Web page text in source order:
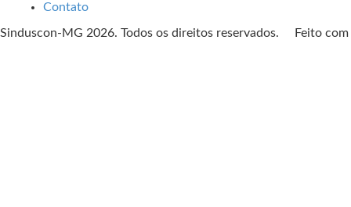
Contato
Sinduscon-MG 2026. Todos os direitos reservados. Feito com